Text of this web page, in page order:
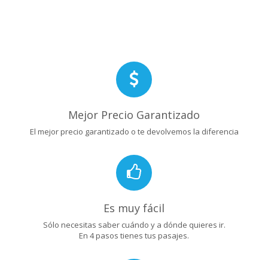
Mejor Precio Garantizado
El mejor precio garantizado o te devolvemos la diferencia
Es muy fácil
Sólo necesitas saber cuándo y a dónde quieres ir.
En 4 pasos tienes tus pasajes.